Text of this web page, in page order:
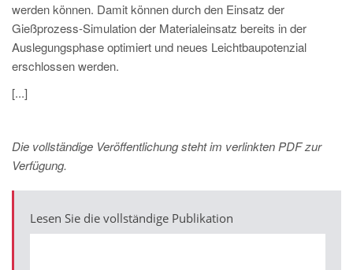
EN
KO
werden können. Damit können durch den Einsatz der
Gießprozess-Simulation der Materialeinsatz bereits in der
Auslegungsphase optimiert und neues Leichtbaupotenzial
erschlossen werden.
[...]
Die vollständige Veröffentlichung steht im verlinkten PDF zur
Verfügung.
Lesen Sie die vollständige Publikation